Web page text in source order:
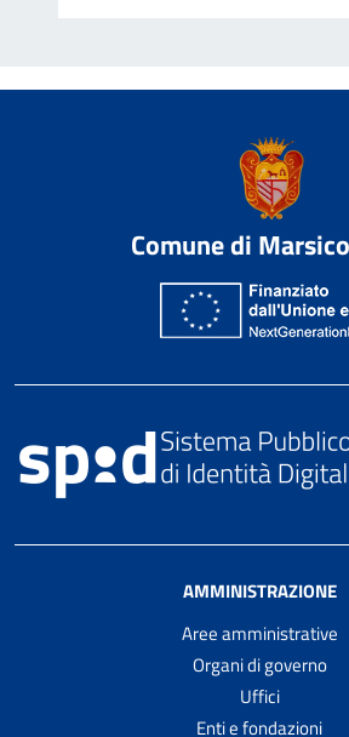
Comune di
AMMINISTRAZIONE
Aree amministrative
Organi di governo
Uffici
Enti e fondazioni